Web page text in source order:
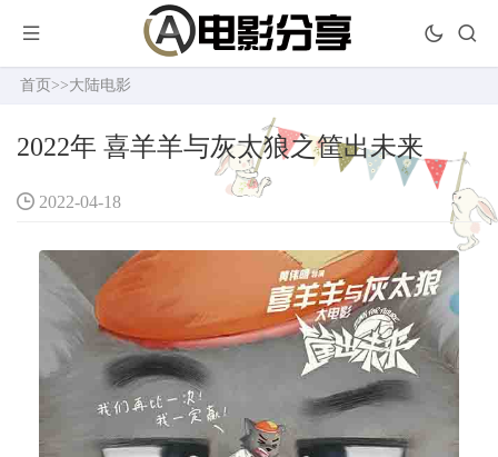
首页 >>大陆电影
2022年 喜羊羊与灰太狼之筐出未来
2022-04-18